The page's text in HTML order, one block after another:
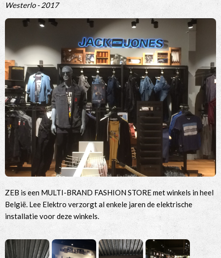
Westerlo - 2017
ZEB is een MULTI-BRAND FASHION STORE met winkels in heel
België. Lee Elektro verzorgt al enkele jaren de elektrische
installatie voor deze winkels.